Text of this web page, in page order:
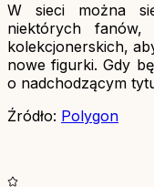
W sieci można
niektórych
kolekcjonerskich,
nowe figurki. Gdy
o nadchodzącym
Źródło: Polygon